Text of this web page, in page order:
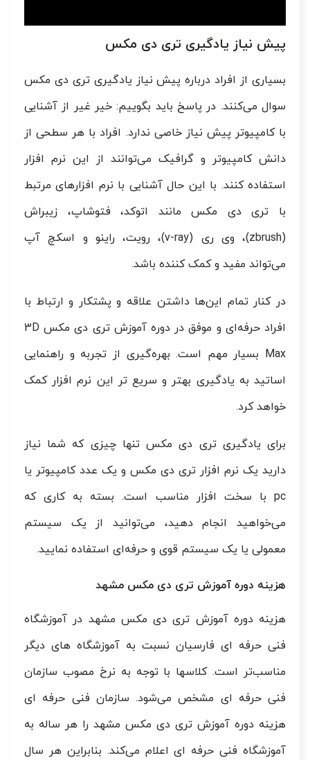
پیش نیاز یادگیری تری دی مکس
بسیاری از افراد درباره پیش نیاز یادگیری تری دی مکس
سوال می‌کنند. در پاسخ باید بگوییم: خیر غیر از آشنایی
با کامپیوتر پیش نیاز خاصی ندارد. افراد با هر سطحی از
دانش کامپیوتر و گرافیک می‌توانند از این نرم افزار
استفاده کنند. با این حال آشنایی با نرم افزارهای مرتبط
با تری دی مکس مانند اتوکد، فتوشاپ، زیبراش
(zbrush)، وی ری (v-ray)، رویت، راینو و اسکچ آپ
می‌تواند مفید و کمک کننده باشد.
در کنار تمام این‌ها داشتن علاقه و پشتکار و ارتباط با
افراد حرفه‌ای و موفق در دوره آموزش تری دی مکس 3D
Max بسیار مهم است. بهره‌گیری از تجربه و راهنمایی
اساتید به یادگیری بهتر و سریع تر این نرم افزار کمک
خواهد کرد.
برای یادگیری تری دی مکس تنها چیزی که شما نیاز
دارید یک نرم افزار تری دی مکس و یک عدد کامپیوتر یا
pc با سخت افزار مناسب است. بسته به کاری که
می‌خواهید انجام دهید، می‌توانید از یک سیستم
معمولی یا یک سیستم قوی و حرفه‌ای استفاده نمایید.
هزینه دوره آموزش تری دی مکس مشهد
هزینه دوره آموزش تری دی مکس مشهد در آموزشگاه
فنی حرفه ای فارسیان نسبت به آموزشگاه های دیگر
مناسب‌تر است. کلاسها با توجه به نرخ مصوب سازمان
فنی حرفه ای مشخص می‌شود. سازمان فنی حرفه ای
هزینه دوره آموزش تری دی مکس مشهد را هر ساله به
آموزشگاه فنی حرفه ای اعلام می‌کند. بنابراین هر سال